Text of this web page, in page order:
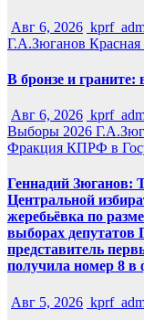
Авг 6, 2026
Г.А.Зюганов
В бронзе и
Авг 6, 2026
Выборы 2026
Фракция КПРФ в
Геннадий Зюганов:
Центральной
жеребьёвка по
выборах
представитель
получила номер 8 в
Авг 5, 2026